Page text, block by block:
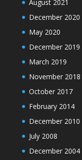
August 2021
December 2020
May 2020
December 2019
March 2019
November 2018
October 2017
February 2014
December 2010
July 2008
December 2004